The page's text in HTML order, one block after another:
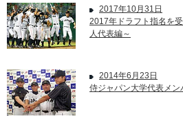
2017年10月31日
2017年ドラフト指名を
人代表編～
2014年6月23日
侍ジャパン大学代表メン